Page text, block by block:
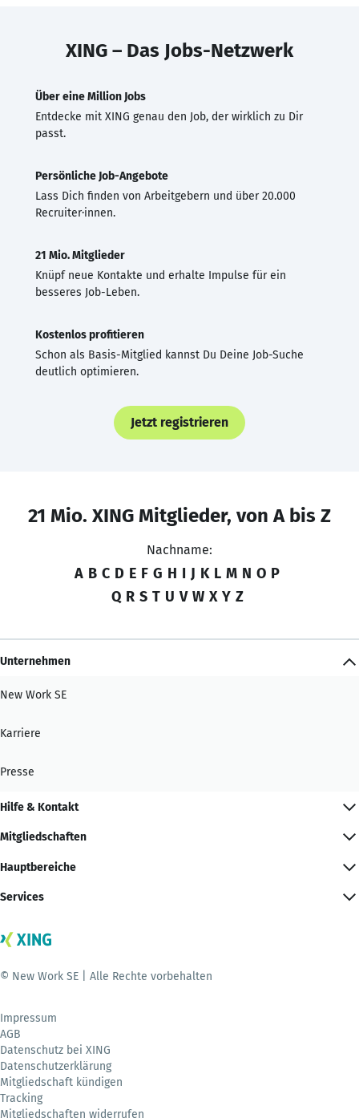
XING – Das Jobs-Netzwerk
Über eine Million Jobs
Entdecke mit XING genau den Job, der wirklich zu Dir
passt.
Persönliche Job-Angebote
Lass Dich finden von Arbeitgebern und über 20.000
Recruiter·innen.
21 Mio. Mitglieder
Knüpf neue Kontakte und erhalte Impulse für ein
besseres Job-Leben.
Kostenlos profitieren
Schon als Basis-Mitglied kannst Du Deine Job-Suche
deutlich optimieren.
Jetzt registrieren
21 Mio. XING Mitglieder, von A bis Z
Nachname:
A B C D E F G H I J K L M N O P
Q R S T U V W X Y Z
Unternehmen
New Work SE
Karriere
Presse
Hilfe & Kontakt
Mitgliedschaften
Hauptbereiche
Services
© New Work SE | Alle Rechte vorbehalten
Impressum
AGB
Datenschutz bei XING
Datenschutzerklärung
Mitgliedschaft kündigen
Tracking
Mitgliedschaften widerrufen